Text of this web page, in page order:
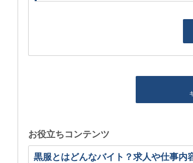
お役立ちコンテンツ
黒服とはどんなバイト？求人や仕事内